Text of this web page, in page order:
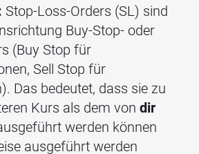
Stop-Loss-Orders (SL) sind
Buy-Stop- oder
(Buy Stop für
Sell Stop für
Das bedeutet, dass sie zu
Kurs als dem von dir
werden können
ausgeführt werden